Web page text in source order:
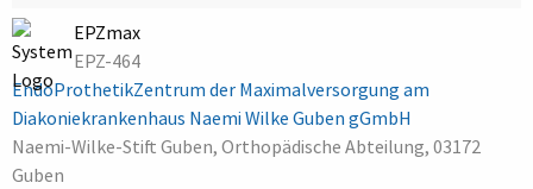
EPZmax
EPZ-464
EndoProthetikZentrum der Maximalversorgung am
Diakoniekrankenhaus Naemi Wilke Guben gGmbH
Naemi-Wilke-Stift Guben, Orthopädische Abteilung, 03172
Guben